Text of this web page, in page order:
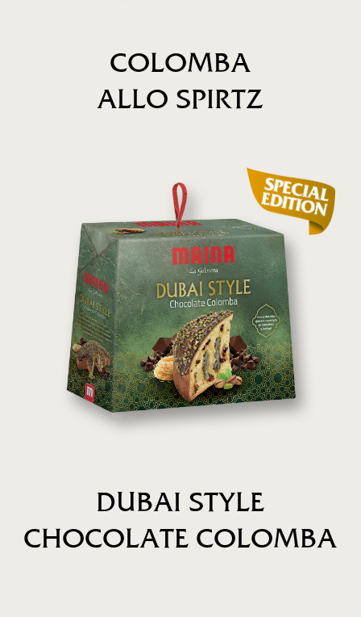
COLOMBA
ALLO SPIRTZ
DUBAI STYLE
CHOCOLATE COLOMBA